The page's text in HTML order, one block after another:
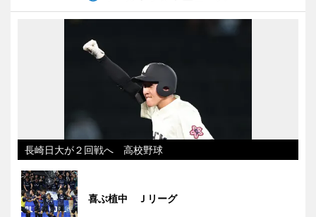
長崎日大が２回戦へ 高校野球
喜ぶ植中 Ｊリーグ